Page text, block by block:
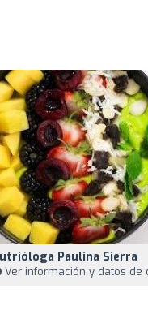
Paulina Sierra
Ver información y datos de